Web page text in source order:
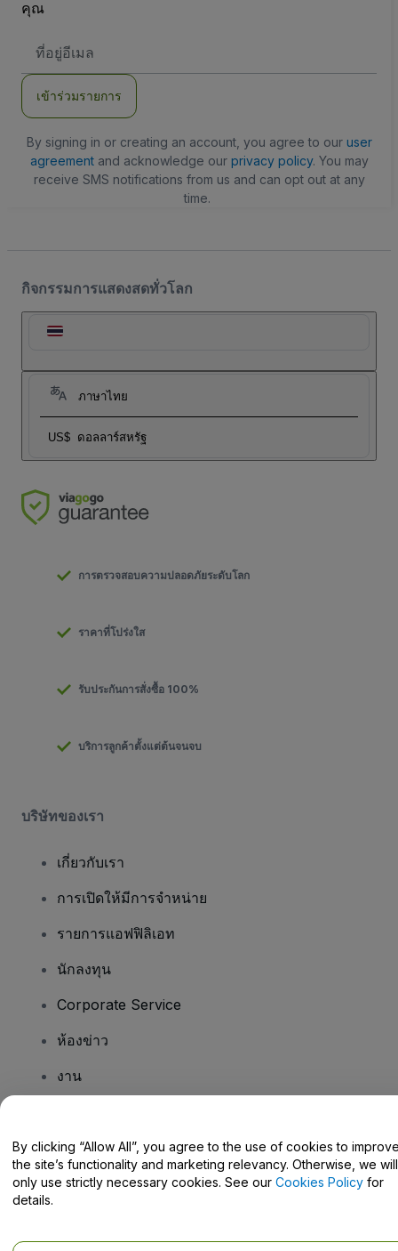
คุณ
อยู่
เข้าร่วมรายการ
By signing in or creating an account, you agree to our user
agreementand acknowledge our privacy policy. You may
receive SMS notifications from us and can opt out at any
time.
กิจกรรมการแสดงสดทั่วโลก
ภาษาไทย
US$ ดอลลาร์สหรัฐ
การตรวจสอบความปลอดภัยระดับโลก
ราคาที่โปร่งใส
รับประกันการสั่งซื้อ 100%
บริการลูกค้าตั้งแต่ต้นจนจบ
บริษัทของเรา
เกี่ยวกับเรา
การเปิดให้มีการจำหน่าย
รายการแอฟฟิลิเอท
นักลงทุน
Corporate Service
ห้องข่าว
งาน
Help Centre / Contact Us
By clicking “Allow All”, you agree to the use of cookies to
the site’s functionality and marketing relevancy. Otherwise, we will
only use strictly necessary cookies. See our Cookies Policy for
details.